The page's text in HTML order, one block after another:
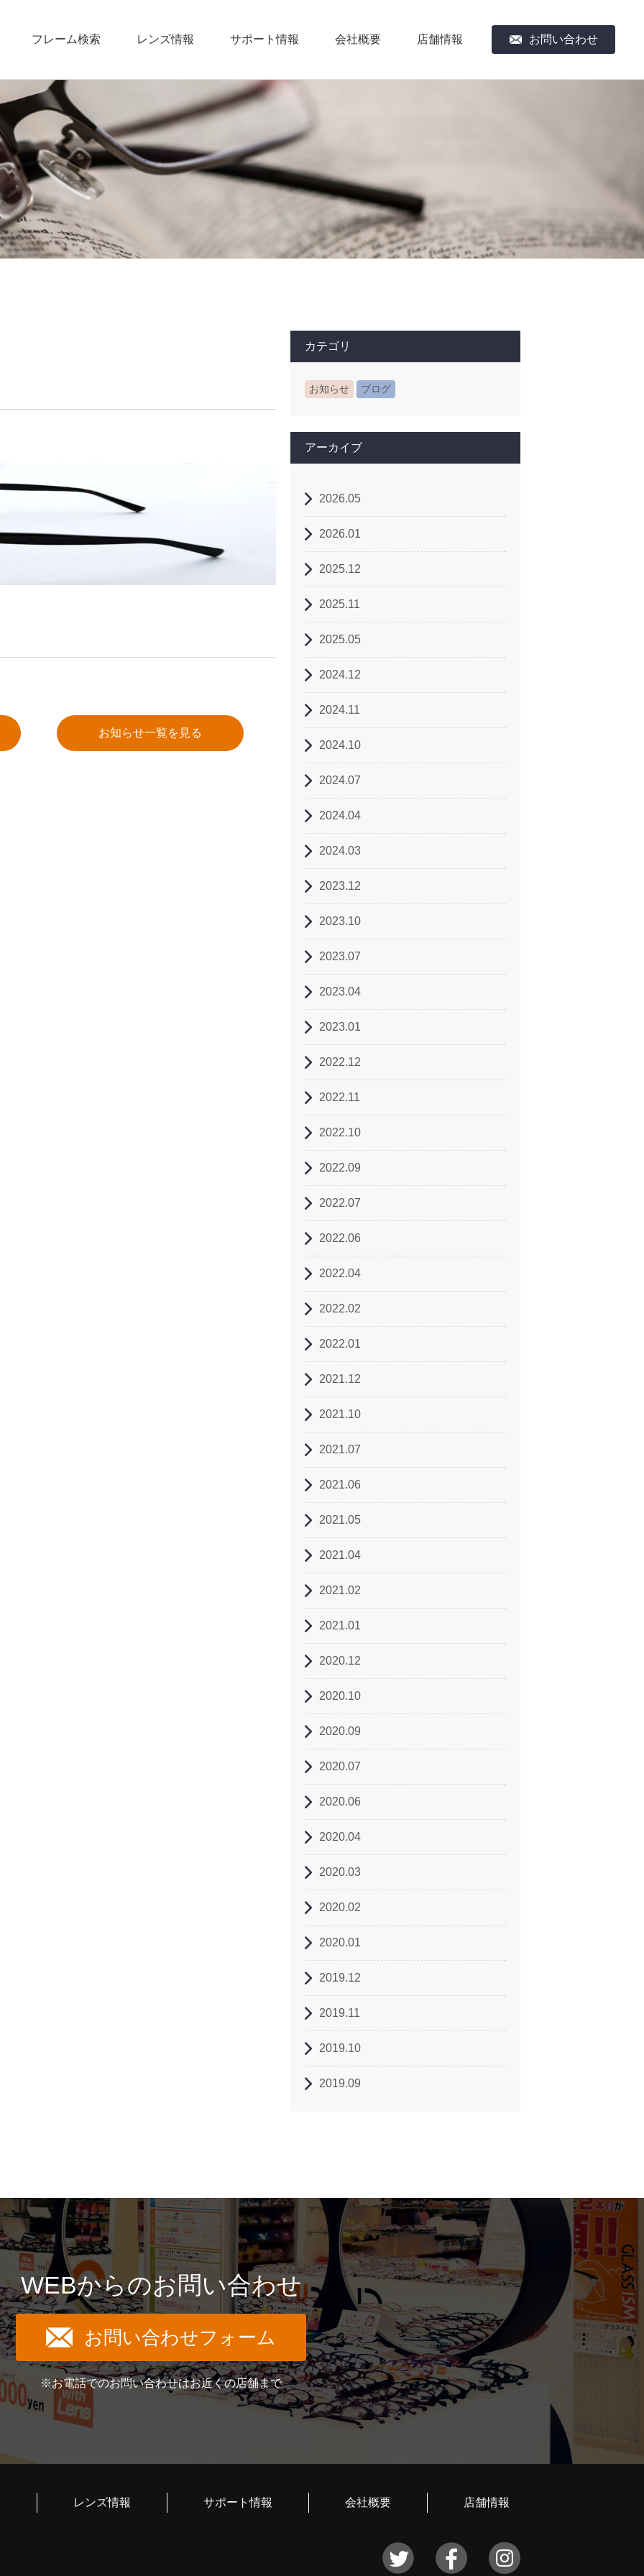
フレーム検索 レンズ情報 サポート情報 会社概要 店舗情報 お問い合わせ
お知らせ一覧を見る
カテゴリ
お知らせ ブログ
アーカイブ
2026.05
2026.01
2025.12
2025.11
2025.05
2024.12
2024.11
2024.10
2024.07
2024.04
2024.03
2023.12
2023.10
2023.07
2023.04
2023.01
2022.12
2022.11
2022.10
2022.09
2022.07
2022.06
2022.04
2022.02
2022.01
2021.12
2021.10
2021.07
2021.06
2021.05
2021.04
2021.02
2021.01
2020.12
2020.10
2020.09
2020.07
2020.06
2020.04
2020.03
2020.02
2020.01
2019.12
2019.11
2019.10
2019.09
WEBからのお問い合わせ
お問い合わせフォーム
※お電話でのお問い合わせはお近くの店舗まで
レンズ情報 サポート情報 会社概要 店舗情報